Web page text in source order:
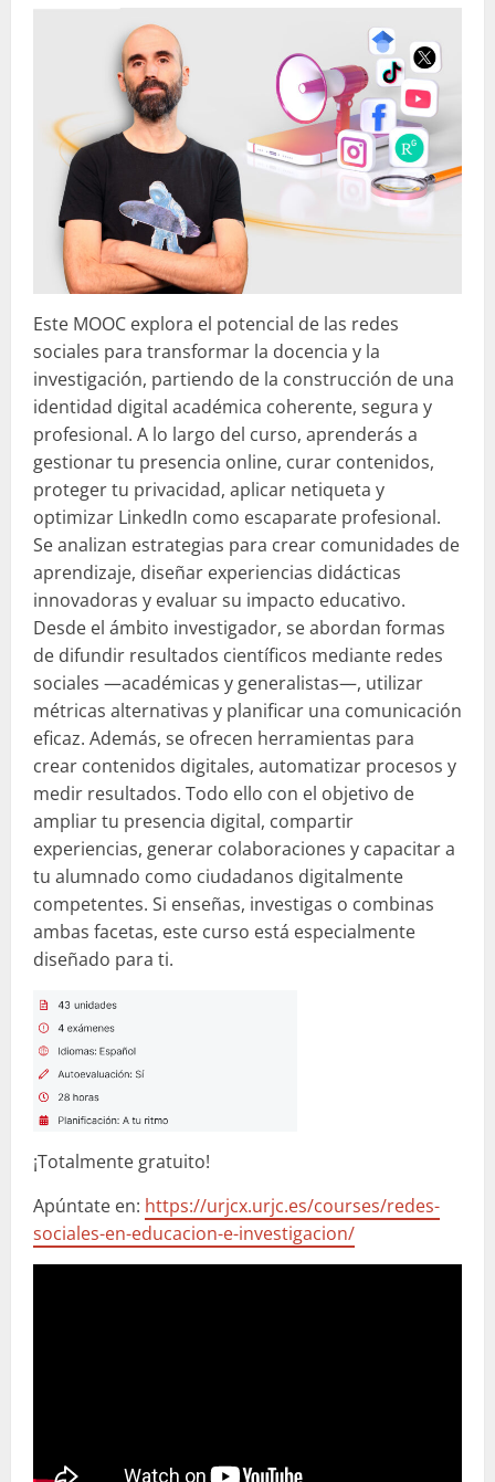
Este MOOC explora el potencial de las redes
sociales para transformar la docencia y la
investigación, partiendo de la construcción de una
identidad digital académica coherente, segura y
profesional. A lo largo del curso, aprenderás a
gestionar tu presencia online, curar contenidos,
proteger tu privacidad, aplicar netiqueta y
optimizar LinkedIn como escaparate profesional.
Se analizan estrategias para crear comunidades de
aprendizaje, diseñar experiencias didácticas
innovadoras y evaluar su impacto educativo.
Desde el ámbito investigador, se abordan formas
de difundir resultados científicos mediante redes
sociales —académicas y generalistas—, utilizar
métricas alternativas y planificar una comunicación
eficaz. Además, se ofrecen herramientas para
crear contenidos digitales, automatizar procesos y
medir resultados. Todo ello con el objetivo de
ampliar tu presencia digital, compartir
experiencias, generar colaboraciones y capacitar a
tu alumnado como ciudadanos digitalmente
competentes. Si enseñas, investigas o combinas
ambas facetas, este curso está especialmente
diseñado para ti.
¡Totalmente gratuito!
Apúntate en: https://urjcx.urjc.es/courses/redes-
sociales-en-educacion-e-investigacion/